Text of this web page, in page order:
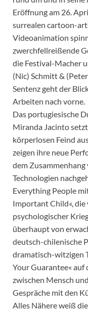
Eröffnung am 26.
surrealen cartoon-
Videoanimation
zwerchfellreißende
die Festival-Macher
(Nic) Schmitt &
Sentenz geht der
Arbeiten nach vorne.
Das portugiesische
Miranda Jacinto
körperlosen Feind
zeigen ihre neue
dem
Technologien
Everything People
Important Child«, die
psychologischer
überhaupt von
deutsch-chilenische
dramatisch-witzigen
Your Guarantee«
zwischen Mensch
Gespräche mit den
Alles Nähere weiß